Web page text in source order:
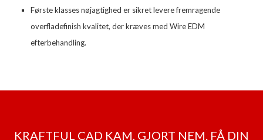
Første klasses nøjagtighed er sikret levere fremragende
overfladefinish kvalitet, der kræves med Wire EDM
efterbehandling.
KRAFTFUL CAD KAM, GJORT NEM. FÅ DIN